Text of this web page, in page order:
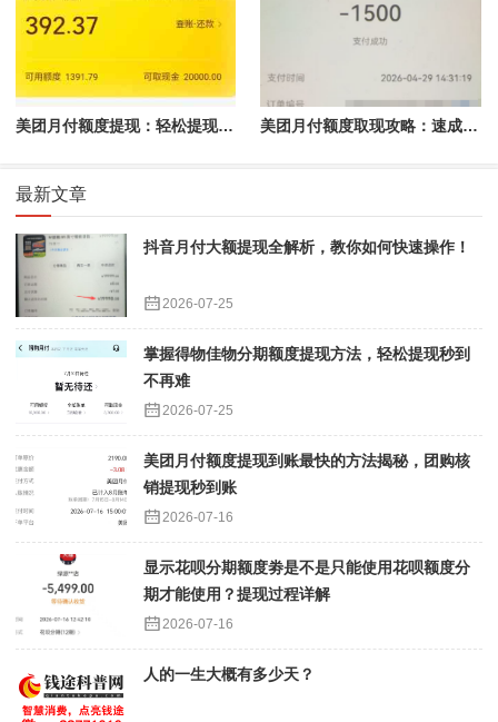
美团月付额度提现：轻松提现，省心又省力 美团月付额度取现攻略：速成指南助你轻松提现
最新文章
抖音月付大额提现全解析，教你如何快速操作！
2026-07-25
掌握得物佳物分期额度提现方法，轻松提现秒到
不再难
2026-07-25
美团月付额度提现到账最快的方法揭秘，团购核
销提现秒到账
2026-07-16
显示花呗分期额度劵是不是只能使用花呗额度分
期才能使用？提现过程详解
2026-07-16
人的一生大概有多少天？